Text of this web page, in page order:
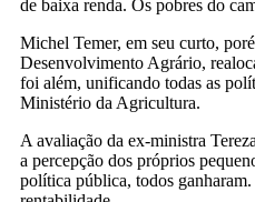
de baixa renda. Os pobres do
Michel Temer, em seu curto,
Desenvolvimento Agrário,
foi além, unificando todas as
Ministério da Agricultura.
A avaliação da ex-ministra
a percepção dos próprios
política pública, todos